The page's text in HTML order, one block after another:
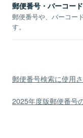
郵便番号・バーコー
郵便番号や、バーコー
す。
郵便番号検索に使用
2025年度版郵便番号